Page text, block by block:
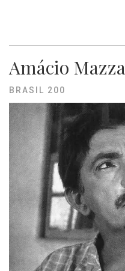
Amácio
BRASIL 200